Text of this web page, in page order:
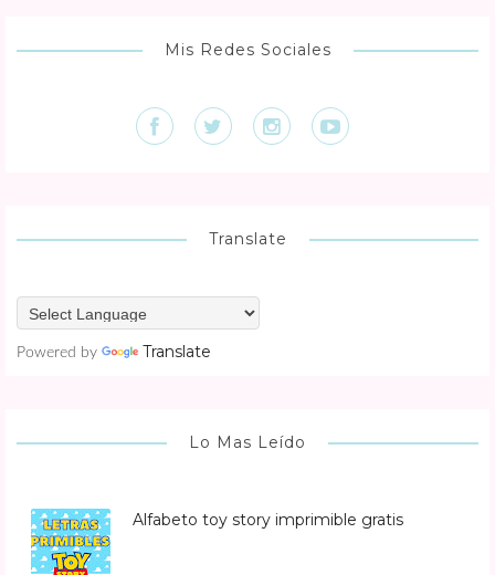
Mis Redes Sociales
Translate
Powered by Translate
Lo Mas Leído
Alfabeto toy story imprimible gratis